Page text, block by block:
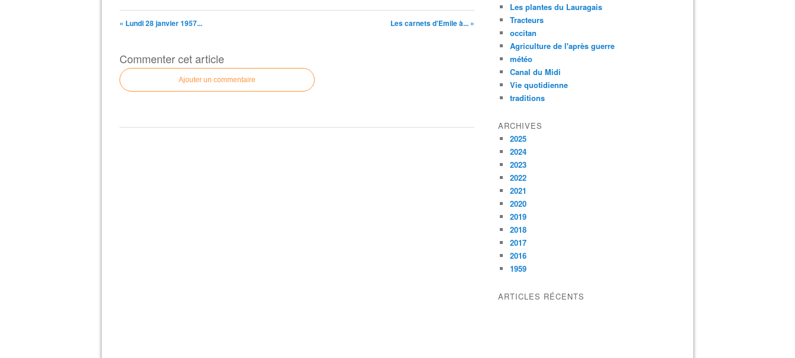
« Lundi 28 janvier 1957... Les carnets d'Emile à... »
Commenter cet article
Ajouter un commentaire
Les plantes du Lauragais
Tracteurs
occitan
Agriculture de l'après guerre
météo
Canal du Midi
Vie quotidienne
traditions
ARCHIVES
2025
2024
2023
2022
2021
2020
2019
2018
2017
2016
1959
ARTICLES RÉCENTS